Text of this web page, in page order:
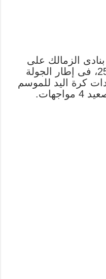
الزمالك على
نظيره سبورتنج بنتيجة 26-25، فى إطار الجولة
كرة اليد للموسم